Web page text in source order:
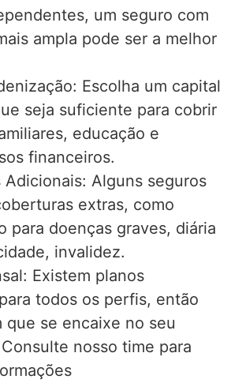
um seguro com
ampla pode ser a melhor
Escolha um capital
seja suficiente para cobrir
educação e
financeiros.
Adicionais: Alguns seguros
extras, como
para doenças graves, diária
invalidez.
Existem planos
todos os perfis, então
que se encaixe no seu
nosso time para